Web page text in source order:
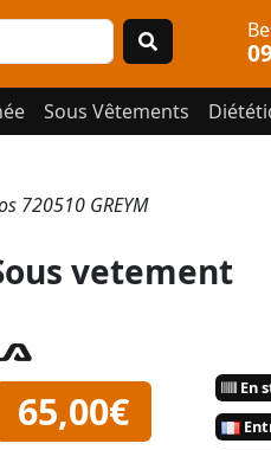
Sous Vêtements
720510 GREYM
vetement
65,00€
En